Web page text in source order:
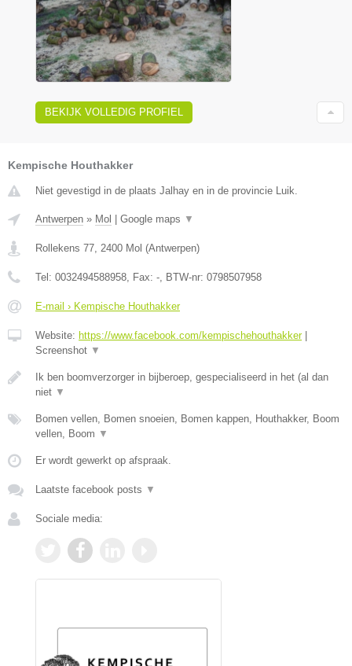
BEKIJK VOLLEDIG PROFIEL
Kempische Houthakker
Niet gevestigd in de plaats Jalhay en in de provincie Luik.
Antwerpen » Mol | Google maps ▼
Rollekens 77 2400 Mol (Antwerpen)
Tel: 0032494588958 , Fax: - , BTW-nr: 0798507958
E-mail › Kempische Houthakker
Website: https://www.facebook.com/kempischehouthakker|
Screenshot ▼
Ik ben boomverzorger in bijberoep, gespecialiseerd in het (al dan
niet ▼
Bomen vellen, Bomen snoeien, Bomen kappen, Houthakker, Boom
vellen, Boom ▼
Er wordt gewerkt op afspraak.
Laatste facebook posts ▼
Sociale media: